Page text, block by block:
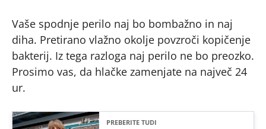
Vaše spodnje perilo naj bo bombažno in naj
diha. Pretirano vlažno okolje povzroči kopičenje
bakterij. Iz tega razloga naj perilo ne bo preozko.
Prosimo vas, da hlačke zamenjate na največ 24
ur.
PREBERITE TUDI